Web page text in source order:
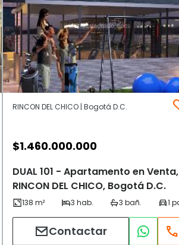
RINCON DEL CHICO | Bogotá D.C.
$1.460.000.000
DUAL 101 - Apartamento en Venta,
RINCON DEL CHICO, Bogotá D.C.
Contactar